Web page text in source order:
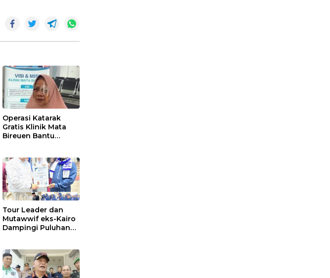
Operasi Katarak
Gratis Klinik Mata
Bireuen Bantu
Tour Leader dan
Mutawwif eks-Kairo
Dampingi Puluhan